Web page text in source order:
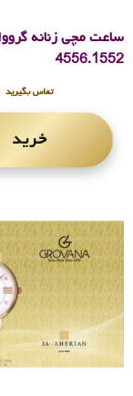
ساعت مچی زنانه
4556.1552
تماس بگیرید
خرید